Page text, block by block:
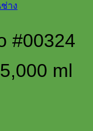
าง
#00324
ml